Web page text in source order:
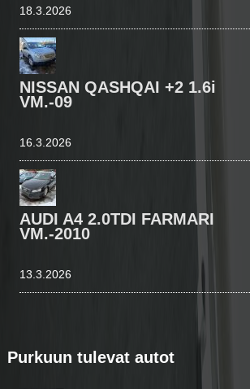
18.3.2026
NISSAN QASHQAI +2 1.6i
VM.-09
16.3.2026
AUDI A4 2.0TDI FARMARI
VM.-2010
13.3.2026
Purkuun tulevat autot